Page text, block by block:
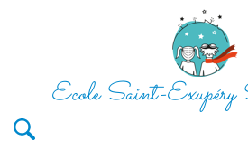
Ecole Saint-